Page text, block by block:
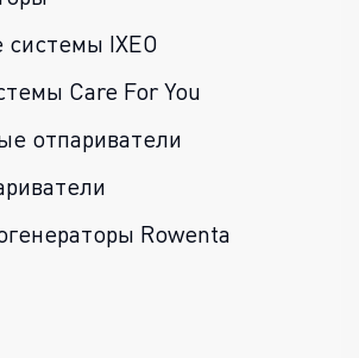
IXEO
Care For You
отпариватели
Rowenta